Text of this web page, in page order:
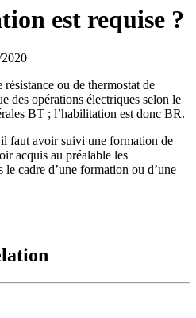
est requise ?
résistance ou de thermostat de
des opérations électriques selon le
BT ; l’habilitation est donc BR.
faut avoir suivi une formation de
acquis au préalable les
le cadre d’une formation ou d’une